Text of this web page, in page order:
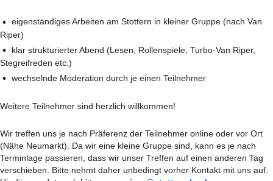
eigenständiges Arbeiten am Stottern in kleiner Gruppe (nach Van
Riper)
klar strukturierter Abend (Lesen, Rollenspiele, Turbo-Van Riper,
Stegreifreden etc.)
wechselnde Moderation durch je einen Teilnehmer
Weitere Teilnehmer sind herzlich willkommen!
Wir treffen uns je nach Präferenz der Teilnehmer online oder vor Ort
(Nähe Neumarkt). Da wir eine kleine Gruppe sind, kann es je nach
Terminlage passieren, dass wir unser Treffen auf einen anderen Tag
verschieben. Bitte nehmt daher unbedingt vorher Kontakt mit uns auf.